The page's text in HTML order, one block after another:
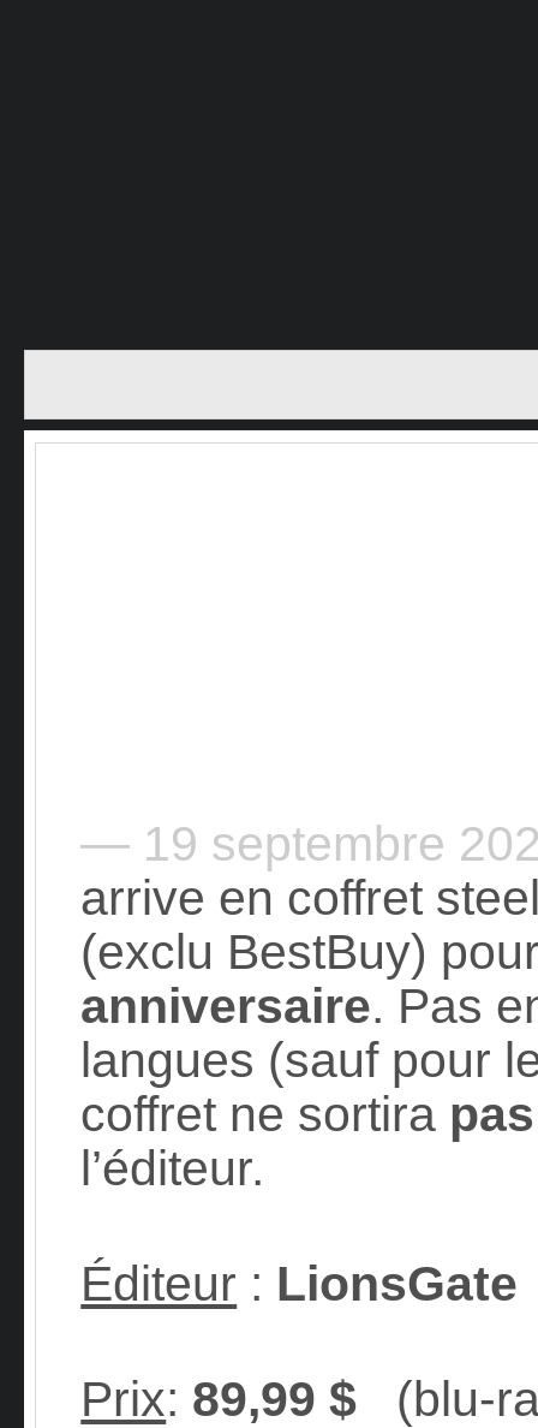
— 19 septembre
arrive en coffret
(exclu BestBuy)
anniversaire. Pas
langues (sauf pour
coffret ne sortira
l’éditeur.
Éditeur : LionsGate
Prix: 89,99 $ (blu-